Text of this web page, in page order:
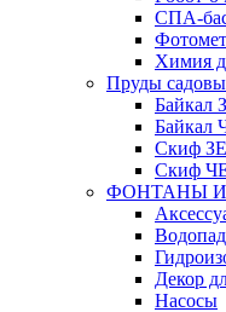
СПА-
Химия
Пруды
Скиф
Скиф
ФОНТАНЫ
Декор
Насосы